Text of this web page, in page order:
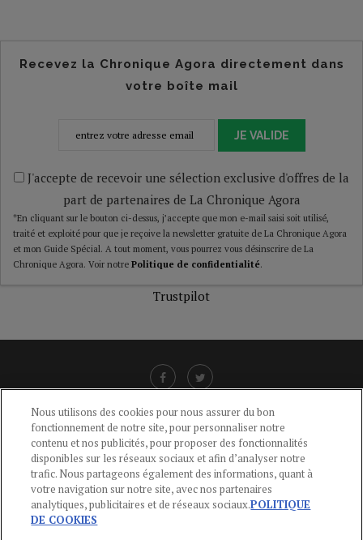
Recevez la Chronique Agora directement dans
votre boîte mail
JE VALIDE
J'accepte de recevoir une sélection exclusive d'offres de la
part de partenaires de La Chronique Agora
*En cliquant sur le bouton ci-dessus, j’accepte que mon e-mail saisi soit utilisé,
traité et exploité pour que je reçoive la newsletter gratuite de La Chronique Agora
et mon Guide Spécial. A tout moment, vous pourrez vous désinscrire de La
Chronique Agora. Voir notre Politique de confidentialité.
Trustpilot
LIENS UTILES
CGU-POLITIQUE DE CONFIDENTIALITÉ -POLITIQUE DES COOKIES
MENTIONS LÉGALES -AIDE
CONTACT
Nous utilisons des cookies pour nous assurer du bon
fonctionnement de notre site, pour personnaliser notre
contenu et nos publicités, pour proposer des fonctionnalités
disponibles sur les réseaux sociaux et afin d’analyser notre
trafic. Nous partageons également des informations, quant à
votre navigation sur notre site, avec nos partenaires
analytiques, publicitaires et de réseaux sociaux.POLITIQUE
DE COOKIES